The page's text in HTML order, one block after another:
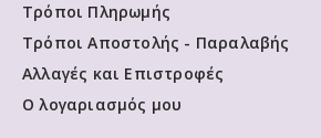
Τρόποι Πληρωμής
Τρόποι Αποστολής - Παραλαβής
Αλλαγές και Επιστροφές
Ο λογαριασμός μου